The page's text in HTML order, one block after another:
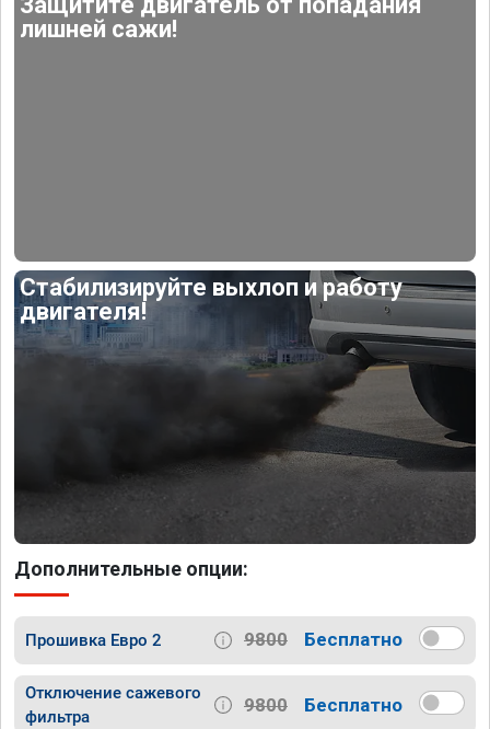
лишней сажи!
Стабилизируйте выхлоп и работу
двигателя!
Дополнительные опции:
Прошивка Евро 2 9800 Бесплатно
Отключение сажевого
фильтра
9800 Бесплатно